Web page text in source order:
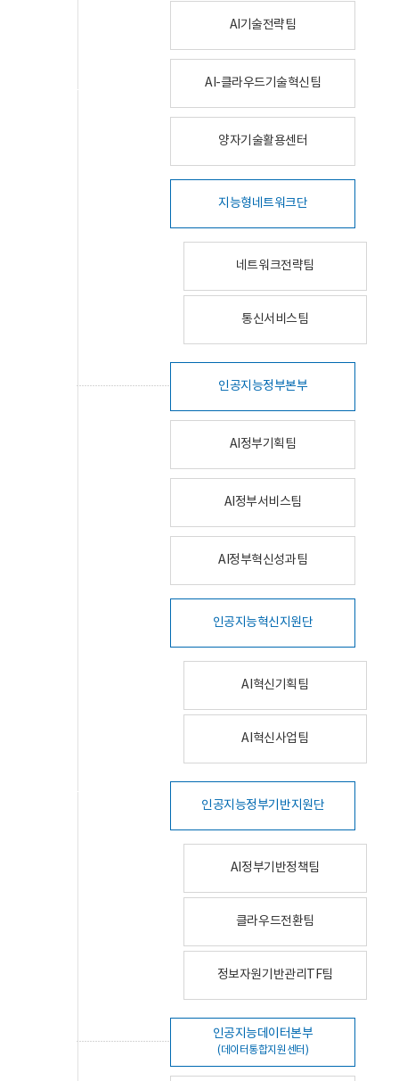
AI기술전략팀
AI-클라우드기술혁신팀
양자기술활용센터
지능형네트워크단
네트워크전략팀
통신서비스팀
인공지능정부본부
AI정부기획팀
AI정부서비스팀
AI정부혁신성과팀
인공지능혁신지원단
AI혁신기획팀
AI혁신사업팀
인공지능정부기반지원단
AI정부기반정책팀
클라우드전환팀
정보자원기반관리TF팀
인공지능데이터본부
(데이터통합지원센터)